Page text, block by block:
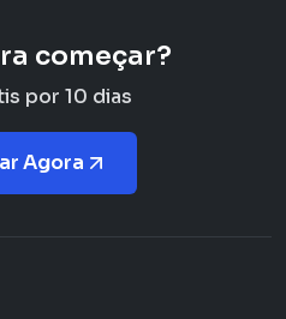
começar?
por 10 dias
Agora